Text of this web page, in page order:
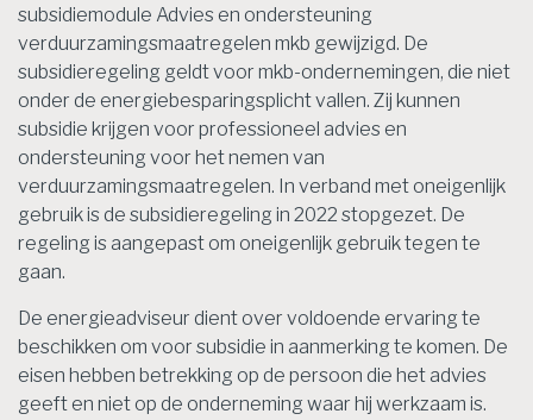
subsidiemodule Advies en ondersteuning
verduurzamingsmaatregelen mkb gewijzigd. De
subsidieregeling geldt voor mkb-ondernemingen, die niet
onder de energiebesparingsplicht vallen. Zij kunnen
subsidie krijgen voor professioneel advies en
ondersteuning voor het nemen van
verduurzamingsmaatregelen. In verband met oneigenlijk
gebruik is de subsidieregeling in 2022 stopgezet. De
regeling is aangepast om oneigenlijk gebruik tegen te
gaan.
De energieadviseur dient over voldoende ervaring te
beschikken om voor subsidie in aanmerking te komen. De
eisen hebben betrekking op de persoon die het advies
geeft en niet op de onderneming waar hij werkzaam is.